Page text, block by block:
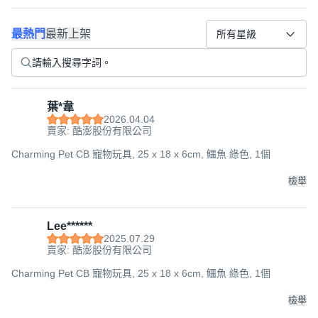
最熱門最新上架 所有星級
葉*韋
2026.04.04
賣家: 酷澎股份有限公司
Charming Pet CB 寵物玩具, 25 x 18 x 6cm, 鱷魚 綠色, 1個
檢舉
Lee******
2025.07.29
賣家: 酷澎股份有限公司
Charming Pet CB 寵物玩具, 25 x 18 x 6cm, 鱷魚 綠色, 1個
檢舉